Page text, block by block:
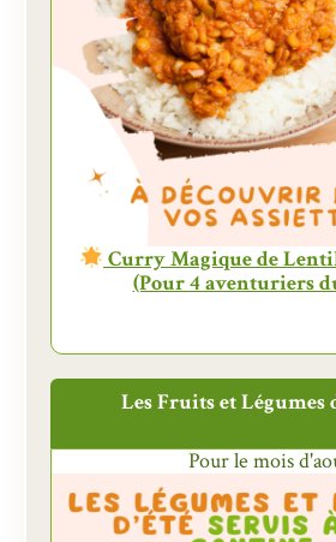
Curry Magique de
(Pour 4 aventuriers
Les Fruits et Légumes
Pour le mois